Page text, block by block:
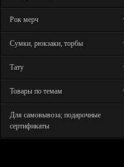
Рок мерч
Сумки, рюкзаки, торбы
Тату
Товары по темам
Для самовывоза; подарочные
сертификаты